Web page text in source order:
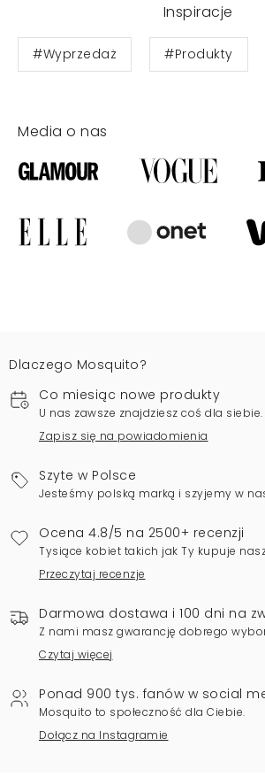
Inspiracje
#Wyprzedaż #Produkty
Media o nas
Dlaczego Mosquito?
Co miesiąc nowe produkty
U nas zawsze znajdziesz coś dla siebie.
Zapisz się na powiadomienia
Szyte w Polsce
Jesteśmy polską marką i szyjemy w
Ocena 4.8/5 na 2500+ recenzji
Tysiące kobiet takich jak Ty kupuje
Przeczytaj recenzje
Darmowa dostawa i 100 dni na
Z nami masz gwarancję dobrego
Czytaj więcej
Ponad 900 tys. fanów w social
Mosquito to społeczność dla Ciebie.
Dołącz na Instagramie